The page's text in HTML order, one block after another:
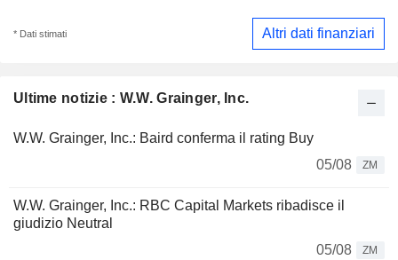
Ultime notizie : W.W. Grainger, Inc.
W.W. Grainger, Inc.: Baird conferma il rating Buy
05/08
ZM
W.W. Grainger, Inc.: RBC Capital Markets ribadisce il
giudizio Neutral
05/08
ZM
* Dati stimati Altri dati finanziari